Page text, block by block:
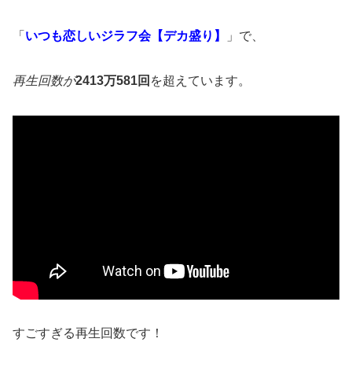
「 いつも恋しいジラフ会【デカ盛り】 」で、
再生回数が2413万581回 を超えています。
すごすぎる再生回数です！